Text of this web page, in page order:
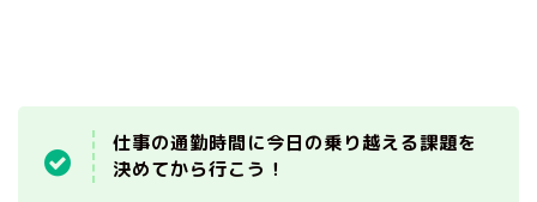
仕事の通勤時間に今日の乗り越える課題を
決めてから行こう！